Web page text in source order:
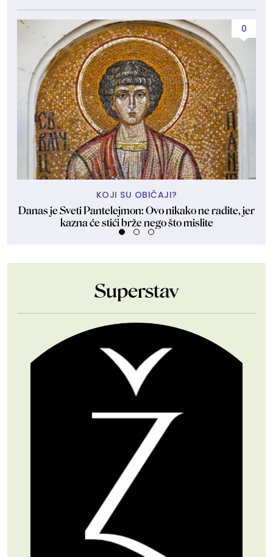
0
KOJI SU OBIČAJI?
Danas je Sveti Pantelejmon: Ovo nikako ne radite, jer
kazna će stići brže nego što mislite
Superstav